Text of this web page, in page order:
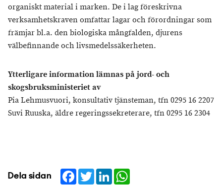
organiskt material i marken. De i lag föreskrivna
verksamhetskraven omfattar lagar och förordningar som
främjar bl.a. den biologiska mångfalden, djurens
välbefinnande och livsmedelssäkerheten.
Ytterligare information lämnas på jord- och
skogsbruksministeriet av
Pia Lehmusvuori, konsultativ tjänsteman, tfn 0295 16 2207
Suvi Ruuska, äldre regeringssekreterare, tfn 0295 16 2304
Dela sidan Facebook
TwitterLinkedIn